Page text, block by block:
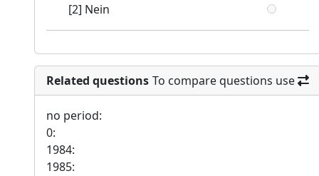
[2] Nein
Related questions To compare questions use
no period:
0:
1984:
1985: